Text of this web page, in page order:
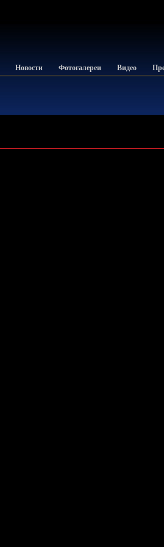
Новости Фотогалереи Видео